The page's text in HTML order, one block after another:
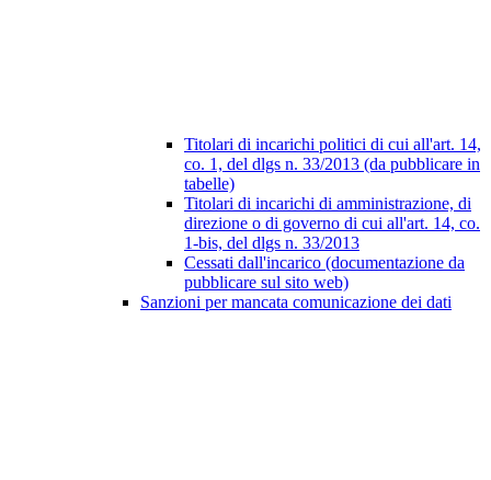
Titolari di incarichi politici di cui all'art. 14,
co. 1, del dlgs n. 33/2013 (da pubblicare in
tabelle)
Titolari di incarichi di amministrazione, di
direzione o di governo di cui all'art. 14, co.
1-bis, del dlgs n. 33/2013
Cessati dall'incarico (documentazione da
pubblicare sul sito web)
Sanzioni per mancata comunicazione dei dati